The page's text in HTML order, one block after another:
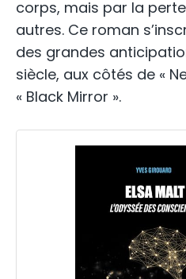
corps, mais par la
autres. Ce roman
des grandes
siècle, aux côtés de «
« Black Mirror ».